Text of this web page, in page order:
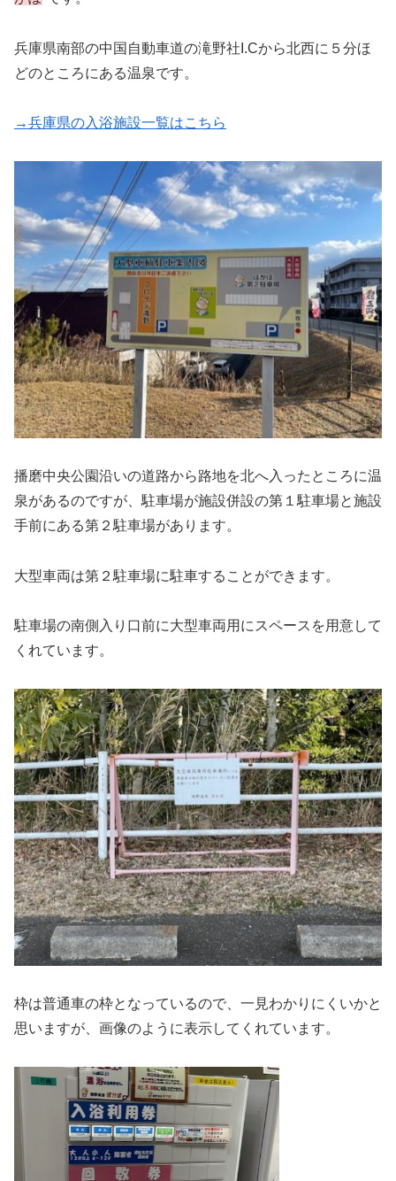
兵庫県南部の中国自動車道の滝野社I.Cから北西に５分ほ
どのところにある温泉です。
→兵庫県の入浴施設一覧はこちら
播磨中央公園沿いの道路から路地を北へ入ったところに温
泉があるのですが、駐車場が施設併設の第１駐車場と施設
手前にある第２駐車場があります。
大型車両は第２駐車場に駐車することができます。
駐車場の南側入り口前に大型車両用にスペースを用意して
くれています。
枠は普通車の枠となっているので、一見わかりにくいかと
思いますが、画像のように表示してくれています。